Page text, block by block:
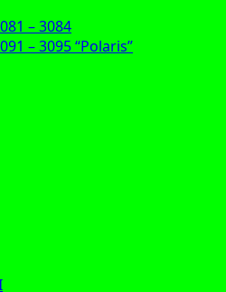
– 3084
– 3095 “Polaris”